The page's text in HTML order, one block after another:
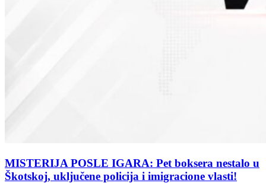
MISTERIJA POSLE IGARA: Pet boksera nestalo u
Škotskoj, uključene policija i imigracione vlasti!